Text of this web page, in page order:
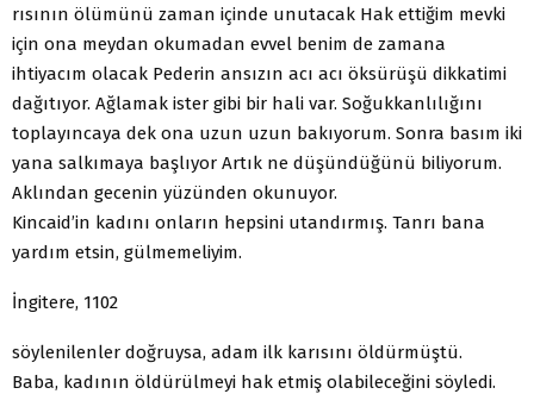
rısının ölümünü zaman içinde unutacak Hak ettiğim mevki
için ona meydan okumadan evvel benim de zamana
ihtiyacım olacak Pederin ansızın acı acı öksürüşü dikkatimi
dağıtıyor. Ağlamak ister gibi bir hali var. Soğukkanlılığını
toplayıncaya dek ona uzun uzun bakıyorum. Sonra basım iki
yana salkımaya başlıyor Artık ne düşündüğünü biliyorum.
Aklından gecenin yüzünden okunuyor.
Kincaid’in kadını onların hepsini utandırmış. Tanrı bana
yardım etsin, gülmemeliyim.
İngitere, 1102
söylenilenler doğruysa, adam ilk karısını öldürmüştü.
Baba, kadının öldürülmeyi hak etmiş olabileceğini söyledi.